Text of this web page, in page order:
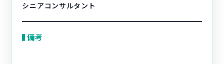
シニアコンサルタント
備考